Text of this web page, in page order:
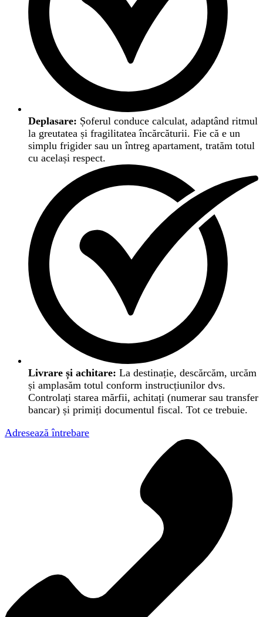
Deplasare: Șoferul conduce calculat, adaptând ritmul
la greutatea și fragilitatea încărcăturii. Fie că e un
simplu frigider sau un întreg apartament, tratăm totul
cu același respect.
Livrare și achitare: La destinație, descărcăm, urcăm
și amplasăm totul conform instrucțiunilor dvs.
Controlați starea mărfii, achitați (numerar sau transfer
bancar) și primiți documentul fiscal. Tot ce trebuie.
Adresează întrebare